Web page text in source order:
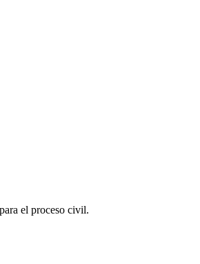
el proceso civil.